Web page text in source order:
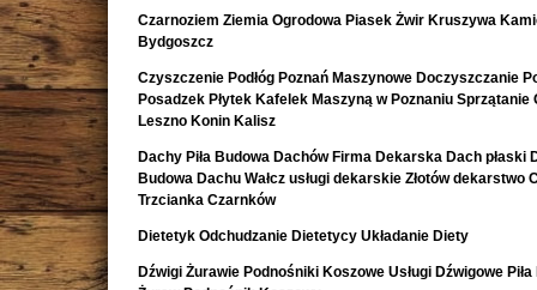
Czarnoziem Ziemia Ogrodowa Piasek Żwir Kruszywa
Bydgoszcz
Czyszczenie Podłóg Poznań Maszynowe Doczyszczanie
Posadzek Płytek Kafelek Maszyną w Poznaniu Sprzątanie
Leszno Konin Kalisz
Dachy Piła Budowa Dachów Firma Dekarska Dach płaski
Budowa Dachu Wałcz usługi dekarskie Złotów dekarstwo
Trzcianka Czarnków
Dietetyk Odchudzanie Dietetycy Układanie Diety
Dźwigi Żurawie Podnośniki Koszowe Usługi Dźwigowe Piła